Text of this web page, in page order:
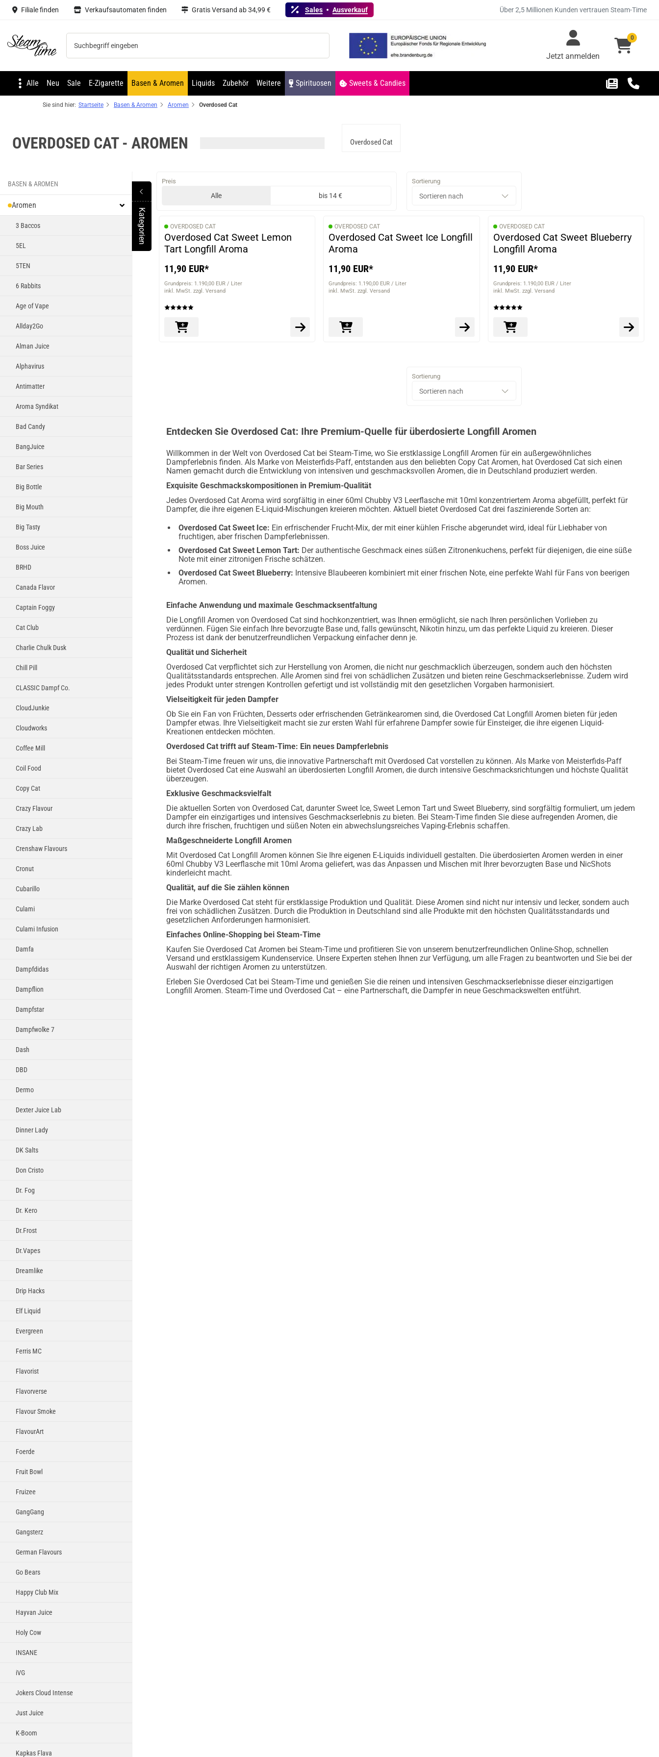
Filiale finden Verkaufsautomaten finden Gratis Versand ab 34,99 € Sales Ausverkauf Über 2,5 Millionen Kunden vertrauen Steam-Time
Steam time Jetzt anmelden
0
Alle Neu Sale E-Zigarette Basen & Aromen Liquids Zubehör Weitere Spirituosen Sweets & Candies
Sie sind hier: Startseite Basen & Aromen Aromen Overdosed Cat
OVERDOSED CAT - AROMEN Overdosed Cat
KategorienToggle Menu
BASEN & AROMEN
Aromen
3 Baccos
5EL
5TEN
6 Rabbits
Age of Vape
Allday2Go
Alman Juice
Alphavirus
Antimatter
Aroma Syndikat
Bad Candy
BangJuice
Bar Series
Big Bottle
Big Mouth
Big Tasty
Boss Juice
BRHD
Canada Flavor
Captain Foggy
Cat Club
Charlie Chulk Dusk
Chill Pill
CLASSIC Dampf Co.
CloudJunkie
Cloudworks
Coffee Mill
Coil Food
Copy Cat
Crazy Flavour
Crazy Lab
Crenshaw Flavours
Cronut
Cubarillo
Culami
Culami Infusion
Damfa
Dampfdidas
Dampflion
Dampfstar
Dampfwolke 7
Dash
DBD
Dermo
Dexter Juice Lab
Dinner Lady
DK Salts
Don Cristo
Dr. Fog
Dr. Kero
Dr.Frost
Dr.Vapes
Dreamlike
Drip Hacks
Elf Liquid
Evergreen
Ferris MC
Flavorist
Flavorverse
Flavour Smoke
FlavourArt
Foerde
Fruit Bowl
Fruizee
GangGang
Gangsterz
German Flavours
Go Bears
Happy Club Mix
Hayvan Juice
Holy Cow
INSANE
iVG
Jokers Cloud Intense
Just Juice
K-Boom
Kapkas Flava
Preis
Alle bis 14 €
Sortierung
OVERDOSED CAT
Overdosed Cat Sweet Lemon
Tart Longfill Aroma
11,90 EUR*
Grundpreis: 1.190,00 EUR / Liter
inkl. MwSt. zzgl. Versand
OVERDOSED CAT
Overdosed Cat Sweet Ice Longfill
Aroma
11,90 EUR*
Grundpreis: 1.190,00 EUR / Liter
inkl. MwSt. zzgl. Versand
OVERDOSED CAT
Overdosed Cat Sweet Blueberry
Longfill Aroma
11,90 EUR*
Grundpreis: 1.190,00 EUR / Liter
inkl. MwSt. zzgl. Versand
Sortierung
Entdecken Sie Overdosed Cat: Ihre Premium-Quelle für überdosierte Longfill Aromen
Willkommen in der Welt von Overdosed Cat bei Steam-Time, wo Sie erstklassige Longfill Aromen für ein außergewöhnliches
Dampferlebnis finden. Als Marke von Meisterfids-Paff, entstanden aus den beliebten Copy Cat Aromen, hat Overdosed Cat sich einen
Namen gemacht durch die Entwicklung von intensiven und geschmacksvollen Aromen, die in Deutschland produziert werden.
Exquisite Geschmackskompositionen in Premium-Qualität
Jedes Overdosed Cat Aroma wird sorgfältig in einer 60ml Chubby V3 Leerflasche mit 10ml konzentriertem Aroma abgefüllt, perfekt für
Dampfer, die ihre eigenen E-Liquid-Mischungen kreieren möchten. Aktuell bietet Overdosed Cat drei faszinierende Sorten an:
Overdosed Cat Sweet Ice: Ein erfrischender Frucht-Mix, der mit einer kühlen Frische abgerundet wird, ideal für Liebhaber von
fruchtigen, aber frischen Dampferlebnissen.
Overdosed Cat Sweet Lemon Tart: Der authentische Geschmack eines süßen Zitronenkuchens, perfekt für diejenigen, die eine süße
Note mit einer zitronigen Frische schätzen.
Overdosed Cat Sweet Blueberry: Intensive Blaubeeren kombiniert mit einer frischen Note, eine perfekte Wahl für Fans von beerigen
Aromen.
Einfache Anwendung und maximale Geschmacksentfaltung
Die Longfill Aromen von Overdosed Cat sind hochkonzentriert, was Ihnen ermöglicht, sie nach Ihren persönlichen Vorlieben zu
verdünnen. Fügen Sie einfach Ihre bevorzugte Base und, falls gewünscht, Nikotin hinzu, um das perfekte Liquid zu kreieren. Dieser
Prozess ist dank der benutzerfreundlichen Verpackung einfacher denn je.
Qualität und Sicherheit
Overdosed Cat verpflichtet sich zur Herstellung von Aromen, die nicht nur geschmacklich überzeugen, sondern auch den höchsten
Qualitätsstandards entsprechen. Alle Aromen sind frei von schädlichen Zusätzen und bieten reine Geschmackserlebnisse. Zudem wird
jedes Produkt unter strengen Kontrollen gefertigt und ist vollständig mit den gesetzlichen Vorgaben harmonisiert.
Vielseitigkeit für jeden Dampfer
Ob Sie ein Fan von Früchten, Desserts oder erfrischenden Getränkearomen sind, die Overdosed Cat Longfill Aromen bieten für jeden
Dampfer etwas. Ihre Vielseitigkeit macht sie zur ersten Wahl für erfahrene Dampfer sowie für Einsteiger, die ihre eigenen Liquid-
Kreationen entdecken möchten.
Overdosed Cat trifft auf Steam-Time: Ein neues Dampferlebnis
Bei Steam-Time freuen wir uns, die innovative Partnerschaft mit Overdosed Cat vorstellen zu können. Als Marke von Meisterfids-Paff
bietet Overdosed Cat eine Auswahl an überdosierten Longfill Aromen, die durch intensive Geschmacksrichtungen und höchste Qualität
überzeugen.
Exklusive Geschmacksvielfalt
Die aktuellen Sorten von Overdosed Cat, darunter Sweet Ice, Sweet Lemon Tart und Sweet Blueberry, sind sorgfältig formuliert, um jedem
Dampfer ein einzigartiges und intensives Geschmackserlebnis zu bieten. Bei Steam-Time finden Sie diese aufregenden Aromen, die
durch ihre frischen, fruchtigen und süßen Noten ein abwechslungsreiches Vaping-Erlebnis schaffen.
Maßgeschneiderte Longfill Aromen
Mit Overdosed Cat Longfill Aromen können Sie Ihre eigenen E-Liquids individuell gestalten. Die überdosierten Aromen werden in einer
60ml Chubby V3 Leerflasche mit 10ml Aroma geliefert, was das Anpassen und Mischen mit Ihrer bevorzugten Base und NicShots
kinderleicht macht.
Qualität, auf die Sie zählen können
Die Marke Overdosed Cat steht für erstklassige Produktion und Qualität. Diese Aromen sind nicht nur intensiv und lecker, sondern auch
frei von schädlichen Zusätzen. Durch die Produktion in Deutschland sind alle Produkte mit den höchsten Qualitätsstandards und
gesetzlichen Anforderungen harmonisiert.
Einfaches Online-Shopping bei Steam-Time
Kaufen Sie Overdosed Cat Aromen bei Steam-Time und profitieren Sie von unserem benutzerfreundlichen Online-Shop, schnellen
Versand und erstklassigem Kundenservice. Unsere Experten stehen Ihnen zur Verfügung, um alle Fragen zu beantworten und Sie bei der
Auswahl der richtigen Aromen zu unterstützen.
Erleben Sie Overdosed Cat bei Steam-Time und genießen Sie die reinen und intensiven Geschmackserlebnisse dieser einzigartigen
Longfill Aromen. Steam-Time und Overdosed Cat – eine Partnerschaft, die Dampfer in neue Geschmackswelten entführt.